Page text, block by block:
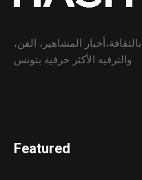
المشاهير، الفن،
والترفيه الأكثر حرفية بتونس
Featured